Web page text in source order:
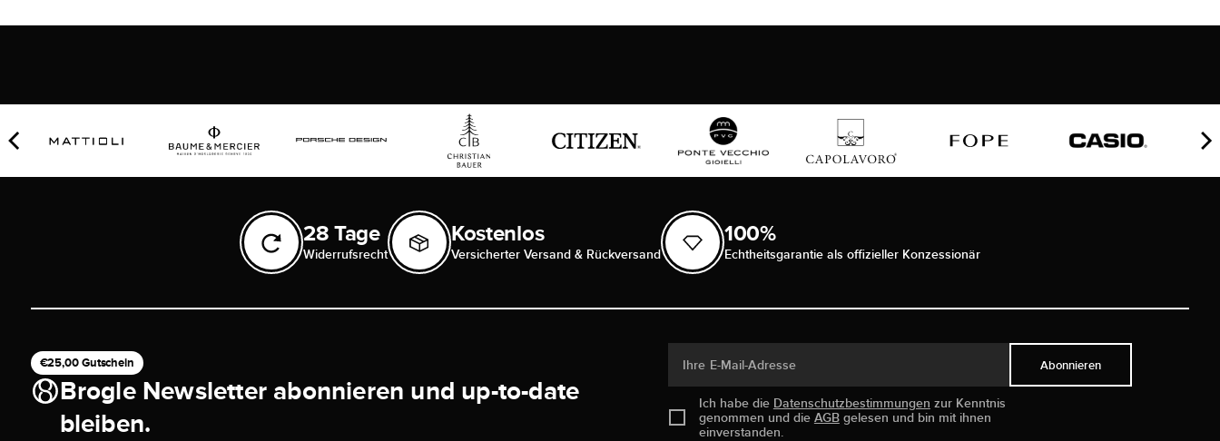
28 Tage
Widerrufsrecht
Kostenlos
Versicherter Versand & Rückversand
100%
Echtheitsgarantie als offizieller Konzessionär
€25,00 Gutschein
Brogle Newsletter abonnieren und up-to-date
bleiben.
Ihre E-Mail-Adresse
Ich habe die Datenschutzbestimmungen zur Kenntnis
genommen und die AGBgelesen und bin mit ihnen
einverstanden.
Abonnieren